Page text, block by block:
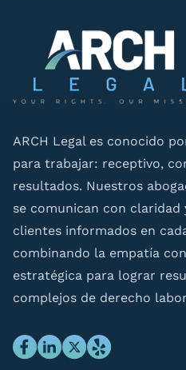
ARCH Legal es conocido
para trabajar: receptivo,
resultados. Nuestros
se comunican con claridad
clientes informados en
combinando la empatía
estratégica para lograr
complejos de derecho